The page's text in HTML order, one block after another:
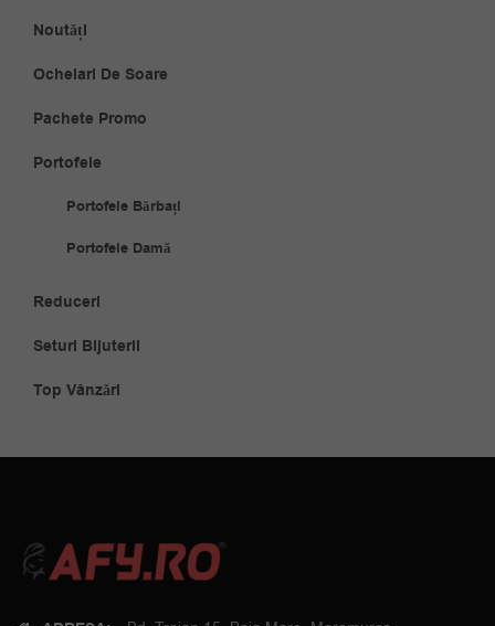
Noutăți
Ochelari De Soare
Pachete Promo
Portofele
Portofele Bărbați
Portofele Damă
Reduceri
Seturi Bijuterii
Top Vânzări